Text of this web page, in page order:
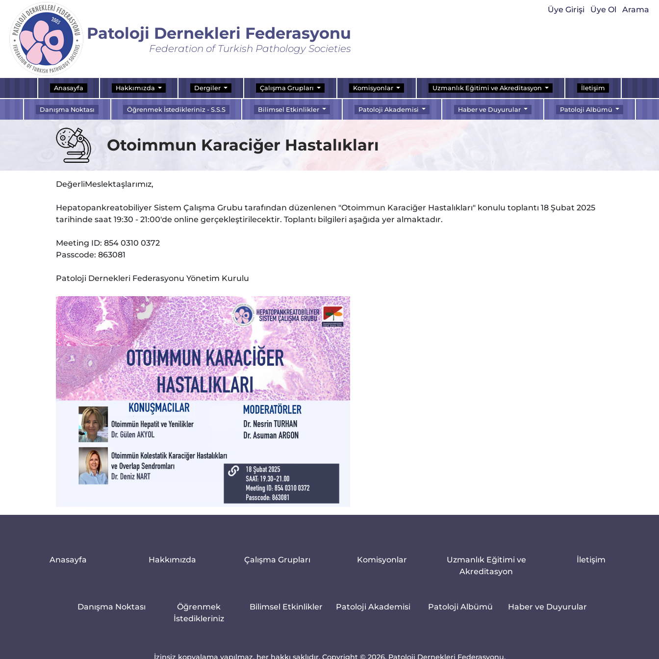
Patoloji Dernekleri Federasyonu
Federation of Turkish Pathology Societies
Üye Girişi Üye Ol Arama
Anasayfa Hakkımızda Dergiler Çalışma Grupları Komisyonlar Uzmanlık Eğitimi ve Akreditasyon İletişim
Danışma Noktası Öğrenmek İstedikleriniz - S.S.S Bilimsel Etkinlikler Patoloji Akademisi Haber ve Duyurular Patoloji Albümü
Otoimmun Karaciğer Hastalıkları
DeğerliMeslektaşlarımız,
Hepatopankreatobiliyer Sistem Çalışma Grubu tarafından düzenlenen "Otoimmun Karaciğer Hastalıkları" konulu toplantı 18 Şubat 2025
tarihinde saat 19:30 - 21:00'de online gerçekleştirilecektir. Toplantı bilgileri aşağıda yer almaktadır.
Meeting ID: 854 0310 0372
Passcode: 863081
Patoloji Dernekleri Federasyonu Yönetim Kurulu
Anasayfa Hakkımızda Çalışma Grupları Komisyonlar
Uzmanlık Eğitimi ve
Akreditasyon
İletişim
Danışma Noktası
Öğrenmek
İstedikleriniz
Bilimsel Etkinlikler Patoloji Akademisi Patoloji Albümü Haber ve Duyurular
İzinsiz kopyalama yapılmaz, her hakkı saklıdır. Copyright © 2026, Patoloji Dernekleri Federasyonu.